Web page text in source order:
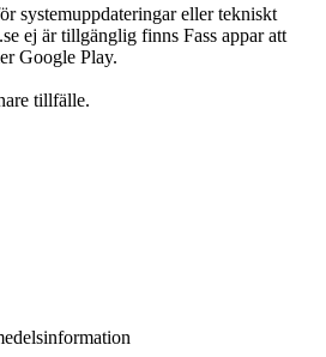
systemuppdateringar eller tekniskt
ej är tillgänglig finns Fass appar att
Google Play.
tillfälle.